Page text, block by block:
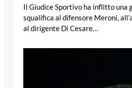
Il Giudice Sportivo ha inflitto una
squalifica al difensore Meroni,
al dirigente Di Cesare…